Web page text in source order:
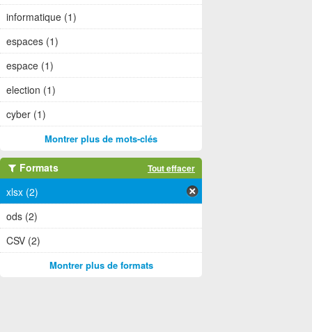
informatique (1)
espaces (1)
espace (1)
election (1)
cyber (1)
Montrer plus de mots-clés
Formats Tout effacer
xlsx (2)
ods (2)
CSV (2)
Montrer plus de formats